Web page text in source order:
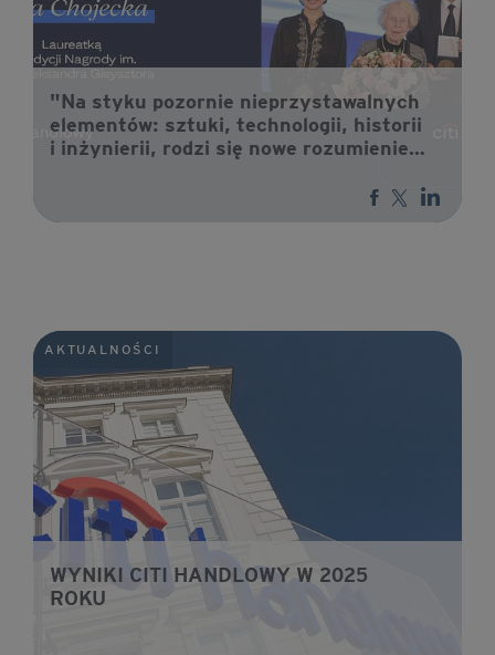
"Na styku pozornie nieprzystawalnych
elementów: sztuki, technologii, historii
i inżynierii, rodzi się nowe rozumienie
laureatką XXVII edycji Nagrody im.
prof. Aleksandra Gieysztora.
AKTUALNOŚCI
WYNIKI CITI HANDLOWY W 2025
ROKU